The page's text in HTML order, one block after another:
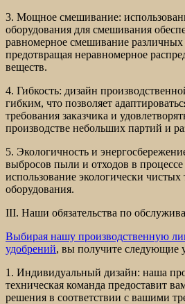
3. Мощное смешивание:
оборудования для смешивания
равномерное смешивание
предотвращая неравномерное
веществ.
4. Гибкость: дизайн
гибким, что позволяет
требования заказчика и
производстве небольших партий и
5. Экологичность и
выбросов пыли и отходов в процессе
использование экологически чистых
оборудования.
III. Наши обязательства по
Выбирая нашу производственную
удобрений, вы получите следующие
1. Индивидуальный дизайн: наша
техническая команда предоставит
решения в соответствии с вашими